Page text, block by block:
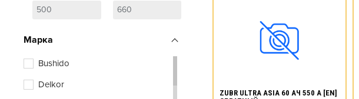
Марка
Bushido
Delkor
ZUBR ULTRA ASIA 60 АЧ 550 А [EN]